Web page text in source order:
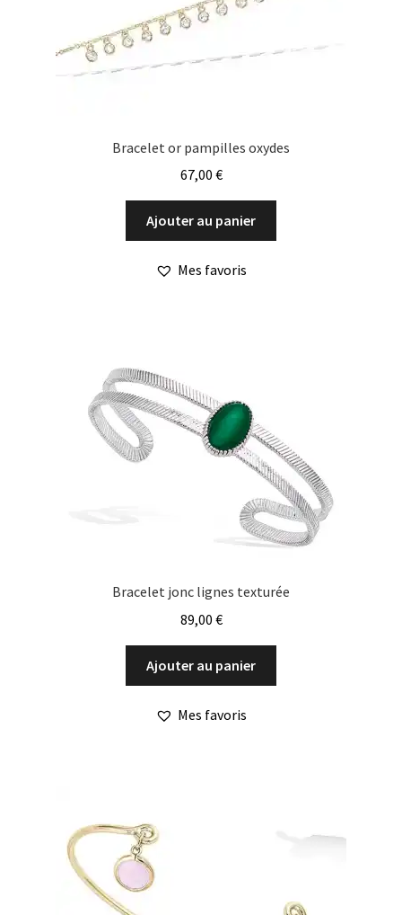
Bracelet or pampilles oxydes
67,00 €
Ajouter au panier
Mes favoris
Bracelet jonc lignes texturée
89,00 €
Ajouter au panier
Mes favoris